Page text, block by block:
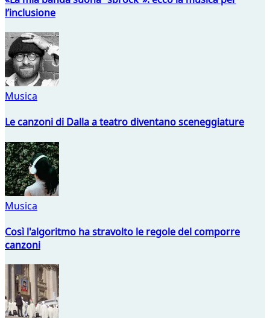
l’inclusione
Musica
Le canzoni di Dalla a teatro diventano sceneggiature
Musica
Così l'algoritmo ha stravolto le regole del comporre
canzoni